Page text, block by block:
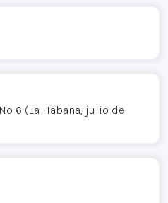
6 (La Habana, julio de